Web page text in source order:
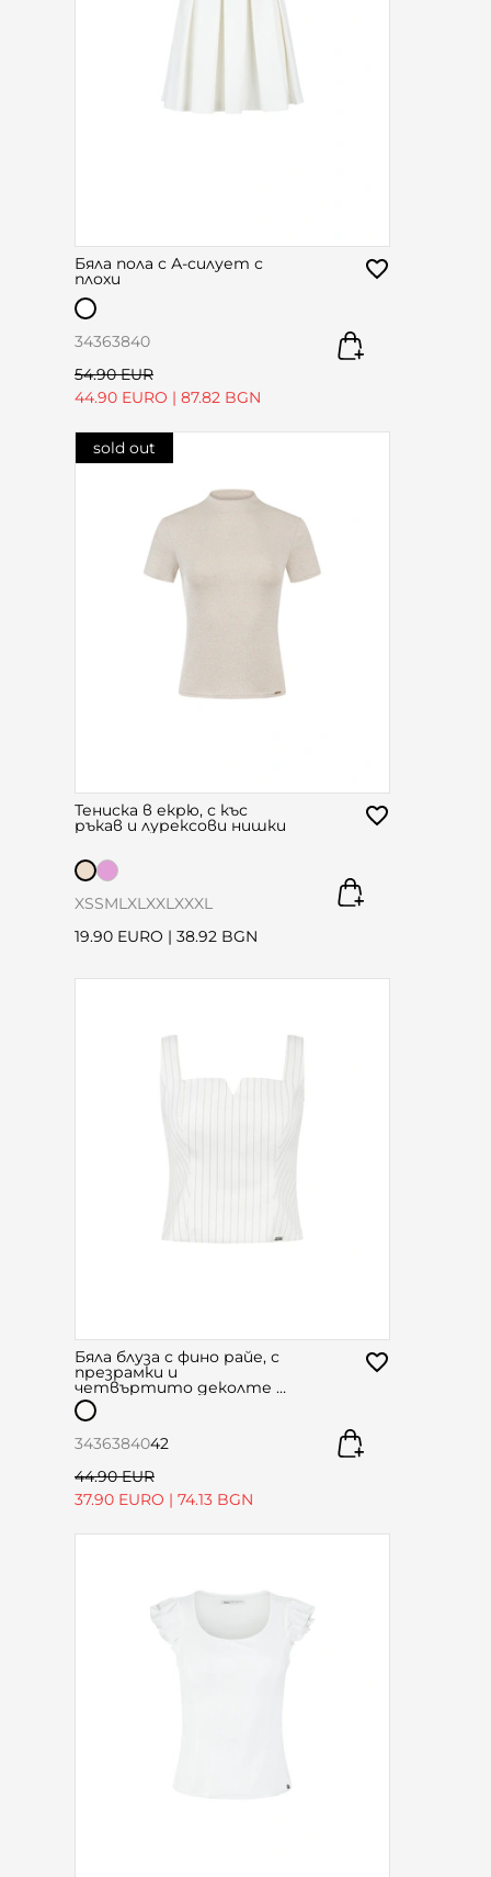
Бяла пола с А-силует с
плохи
34363840
54.90 EUR
44.90 EURO | 87.82 BGN
sold out
Тениска в екрю, с къс
ръкав и лурексови нишки
XSSML XL XXL XXXL
19.90 EURO | 38.92 BGN
Бяла блуза с фино райе, с
презрамки и
четвъртито деколте с
V-елемент
3436384042
44.90 EUR
37.90 EURO | 74.13 BGN